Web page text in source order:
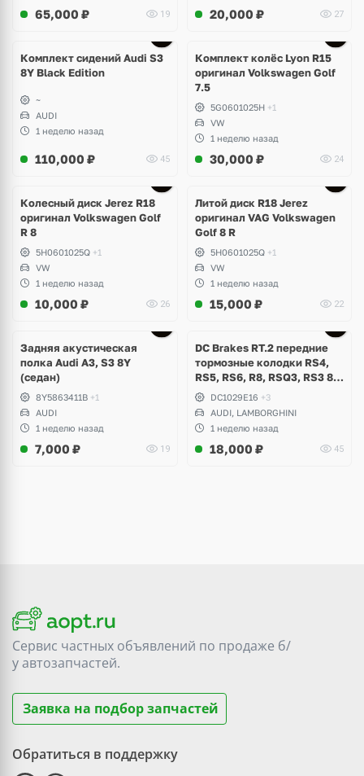
65,000 ₽ 19 20,000 ₽ 27
Комплект сидений Audi S3
8Y Black Edition
~
AUDI
1 неделю назад
110,000 ₽ 45
Комплект колёс Lyon R15
оригинал Volkswagen Golf
7.5
5G0601025H +1
VW
1 неделю назад
30,000 ₽ 24
Колесный диск Jerez R18
оригинал Volkswagen Golf
R 8
5H0601025Q +1
VW
1 неделю назад
10,000 ₽ 26
Литой диск R18 Jerez
оригинал VAG Volkswagen
Golf 8 R
5H0601025Q +1
VW
1 неделю назад
15,000 ₽ 22
Задняя акустическая
полка Audi A3, S3 8Y
(седан)
8Y5863411B +1
AUDI
1 неделю назад
7,000 ₽ 19
DC Brakes RT.2 передние
тормозные колодки RS4,
RS5, RS6, R8, RSQ3, RS3 8V
(комплект 8 шт)
DC1029E16 +3
AUDI, LAMBORGHINI
1 неделю назад
18,000 ₽ 45
Сервис частных объявлений по продаже б/
уавтозапчастей.
Заявка на подбор запчастей
Обратиться в поддержку